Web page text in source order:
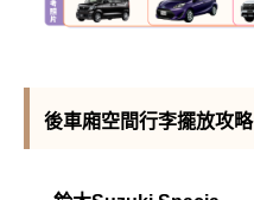
後車廂空間行李擺放攻略